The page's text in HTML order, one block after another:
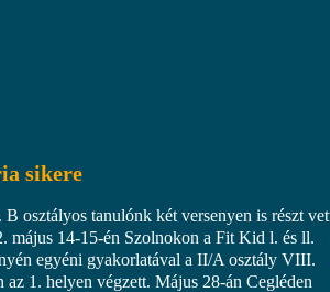
sikere
osztályos tanulónk két versenyen is részt
május 14-15-én Szolnokon a Fit Kid l. és ll.
egyéni gyakorlatával a II/A osztály VIII.
az 1. helyen végzett. Május 28-án Cegléden